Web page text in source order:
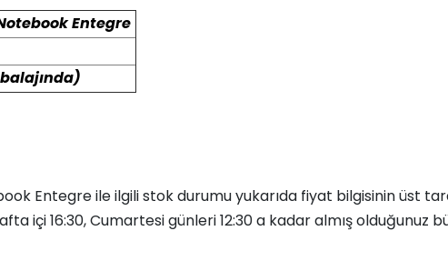
Entegre
Entegreile ilgili stok durumu yukarıda fiyat bilgisinin üst
içi 16:30, Cumartesi günleri 12:30 a kadar almış olduğunuz